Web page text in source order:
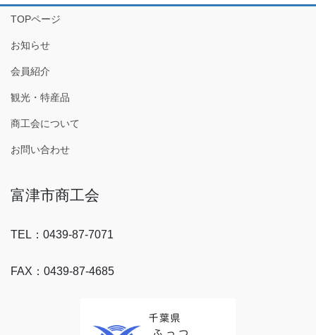
TOPページ
お知らせ
会員紹介
観光・特産品
商工会について
お問い合わせ
富津市商工会
TEL：0439-87-7071
FAX：0439-87-4685